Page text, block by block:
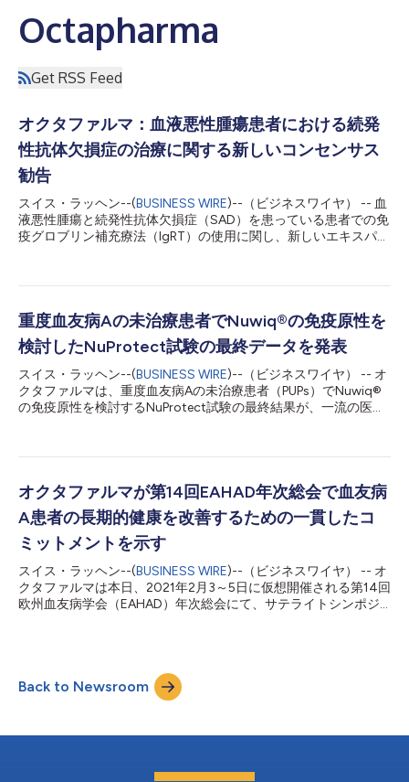
Octapharma
Get RSS Feed
オクタファルマ：血液悪性腫瘍患者における続発
性抗体欠損症の治療に関する新しいコンセンサス
勧告
スイス・ラッヘン--(BUSINESS WIRE)--（ビジネスワイヤ） -- 血
液悪性腫瘍と続発性抗体欠損症（SAD）を患っている患者での免
疫グロブリン補充療法（IgRT）の使用に関し、新しいエキスパー
ーとなった本ガイドラインの発表は、血液悪性腫瘍に続発する低
州コンセンサスガイダンスとなるもので、欧州全域で臨床診療の
整合性を支えることが狙いです。 オクタファルマは、続発性免
疫不全症（SID）患者の管理を改善することに長年にわたり傾倒
しており、2020年には慢性リンパ性白血病（CLL）患者で免疫
グロブリン静注療法（IVIg）による一次感染予防を検討する第3
相臨床試験のPRO-SIDを開始しました。これらの活動は、SID患
者での感染リスクを管理するための充実した臨床データと統一ガ
重度血友病Aの未治療患者でNuwiq®の免疫原性を
検討したNuProtect試験の最終データを発表
スイス・ラッヘン--(BUSINESS WIRE)--（ビジネスワイヤ） -- オ
クタファルマは、重度血友病Aの未治療患者（PUPs）でNuwiq®
の免疫原性を検討するNuProtect試験の最終結果が、一流の医学
（Nuwiq®）：NuProtect試験の最終結果」（Liesner RJ et al.
with Severe Haemophilia A: Final Results of the NuProtect
Study”、 https://www.thieme-
connect.com/products/ejournals/abstract/10.1055/s-0040-
1722623）。 NuProtect試験（NCT01712438; EudraCT 2012-
002554-23）は、Nuwiq®の免疫原性、有効性、安全性を...
オクタファルマが第14回EAHAD年次総会で血友病
A患者の長期的健康を改善するための一貫したコ
ミットメントを示す
スイス・ラッヘン--(BUSINESS WIRE)--（ビジネスワイヤ） -- オ
クタファルマは本日、2021年2月3～5日に仮想開催される第14回
欧州血友病学会（EAHAD）年次総会にて、サテライトシンポジ
医師（エモリー大学、チルドレンズ・ヘルスケア・オブ・アトラ
ンタ、ヘモフィリア・オブ・ジョージア出血性疾患・凝固障害治
療センター、米国アトランタ）が議長を務め、2人の息子が重度
講演者らは、進展を見せる血友病A治療の展望という点におい
根絶、骨と関節の健康を含め、長期的健康のための重要な治療判
Back to Newsroom